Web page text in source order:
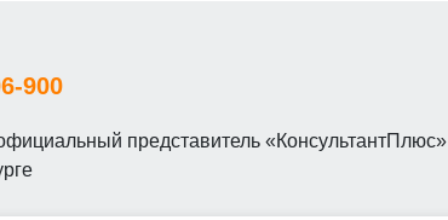
900
представитель «КонсультантПлюс»